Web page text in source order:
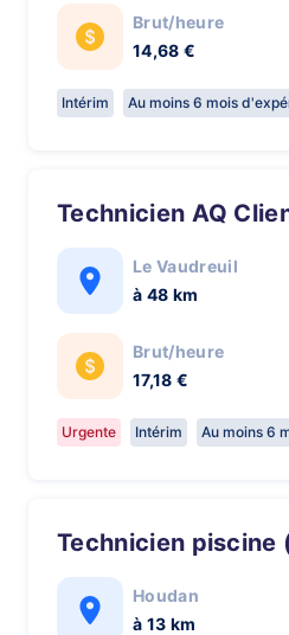
Brut/heure
14,68 €
Intérim Au moins 6 mois
Technicien AQ
Le Vaudreuil
à 48 km
Brut/heure
17,18 €
Urgente Intérim Au moins 6
technicien piscine
Houdan
à 13 km